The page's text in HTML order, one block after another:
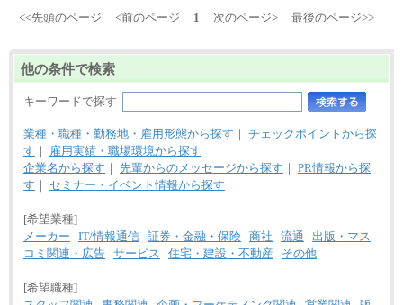
<<先頭のページ <前のページ 1 次のページ> 最後のページ>>
他の条件で検索
キーワードで探す
業種・職種・勤務地・雇用形態から探す ｜ チェックポイントから探
す ｜
雇用実績・職場環境から探す
企業名から探す ｜ 先輩からのメッセージから探す ｜ PR情報から探
す ｜ セミナー・イベント情報から探す
[希望業種]
メーカー
IT/情報通信 証券・金融・保険 商社 流通
出版・マス
コミ関連・広告 サービス 住宅・建設・不動産 その他
[希望職種]